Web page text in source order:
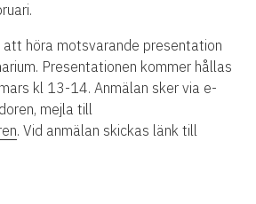
att höra motsvarande presentation
Presentationen kommer hållas
kl 13-14. Anmälan sker via e-
mejla till
. Vid anmälan skickas länk till